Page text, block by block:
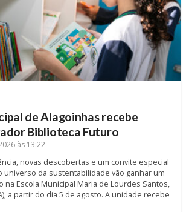
de Alagoinhas recebe
Biblioteca Futuro
às 13:22
novas descobertas e um convite especial
universo da sustentabilidade vão ganhar um
na Escola Municipal Maria de Lourdes Santos,
a partir do dia 5 de agosto. A unidade recebe